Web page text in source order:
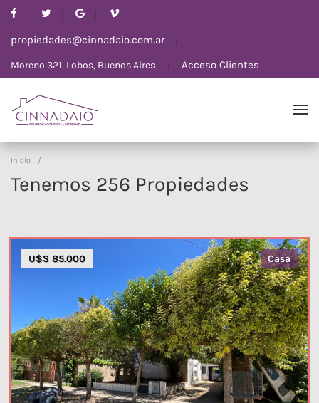
propiedades@cinnadaio.com.ar
Moreno 321. Lobos, Buenos Aires Acceso Clientes
Inicio /
Tenemos 256 Propiedades
U$S 85.000 Casa